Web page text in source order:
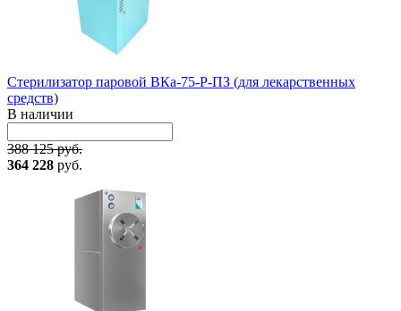
Стерилизатор паровой ВКа-75-Р-ПЗ (для лекарственных
средств)
В наличии
388 125 руб.
364 228 руб.